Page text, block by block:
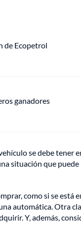
de Ecopetrol
ganadores
se debe tener
situación que puede
como si se está
automática. Otra
Y, además,